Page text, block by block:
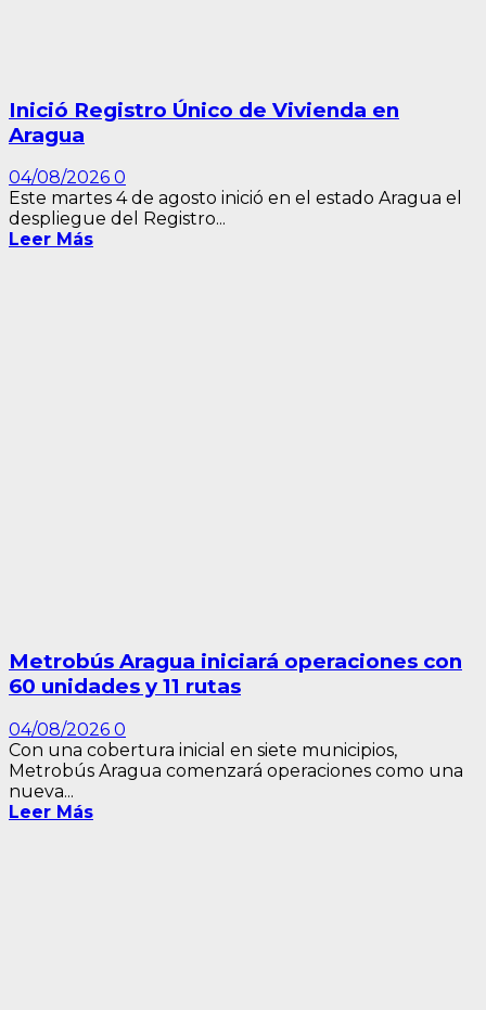
Inició Registro Único de Vivienda en
Aragua
04/08/2026 0
Este martes 4 de agosto inició en el estado Aragua el
despliegue del Registro...
Leer Más
Metrobús Aragua iniciará operaciones con
60 unidades y 11 rutas
04/08/2026 0
Con una cobertura inicial en siete municipios,
Metrobús Aragua comenzará operaciones como una
nueva...
Leer Más